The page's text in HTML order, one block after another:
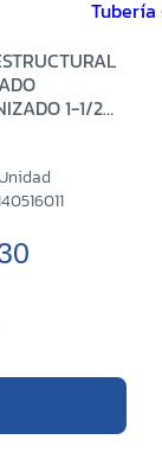
1-1/2